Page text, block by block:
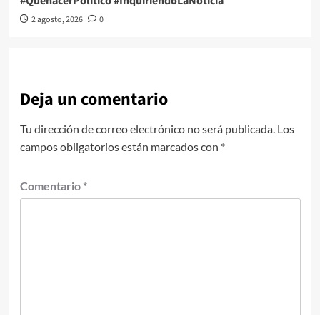
2 agosto, 2026 0
Deja un comentario
Tu dirección de correo electrónico no será publicada. Los
campos obligatorios están marcados con *
Comentario *